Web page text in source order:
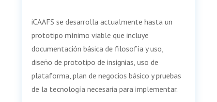
iCAAFS se desarrolla actualmente hasta un
prototipo mínimo viable que incluye
documentación básica de filosofía y uso,
diseño de prototipo de insignias, uso de
plataforma, plan de negocios básico y pruebas
de la tecnología necesaria para implementar.